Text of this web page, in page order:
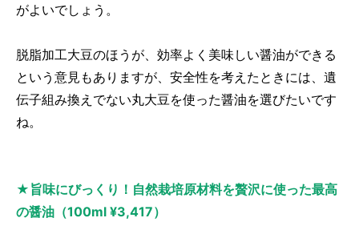
がよいでしょう。
脱脂加工大豆のほうが、効率よく美味しい醤油ができる
という意見もありますが、安全性を考えたときには、遺
伝子組み換えでない丸大豆を使った醤油を選びたいです
ね。
★旨味にびっくり！自然栽培原材料を贅沢に使った最高
の醤油（100ml ¥3,417）